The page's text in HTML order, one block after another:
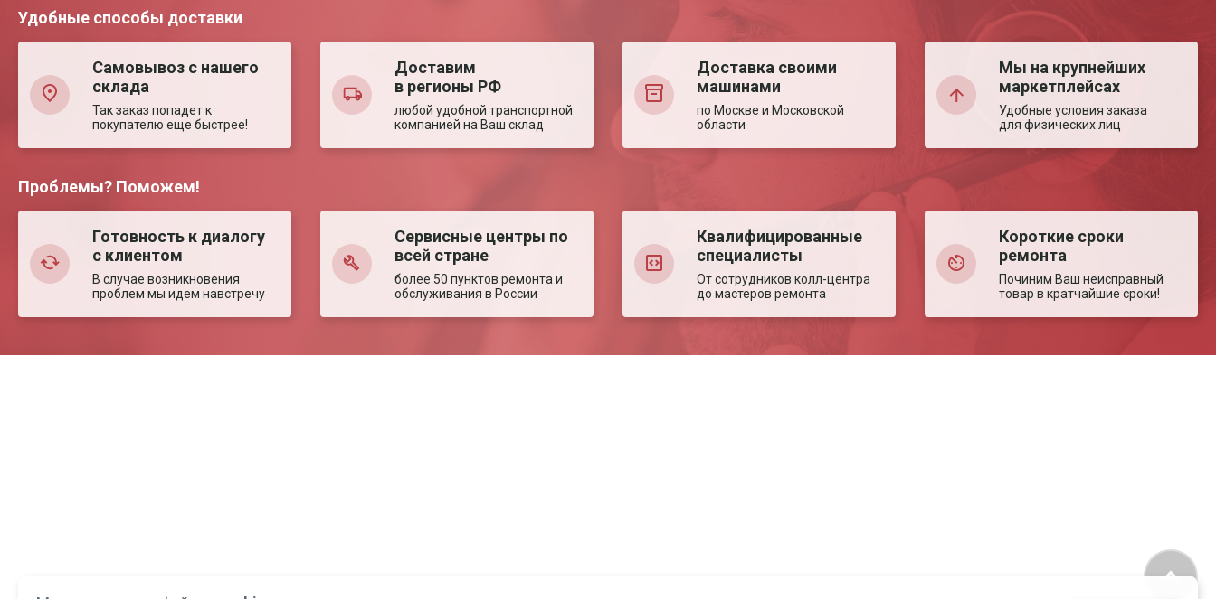
Удобные способы доставки
Самовывоз с нашего
склада
Так заказ попадет к
покупателю еще быстрее!
Доставим
в регионы РФ
любой удобной транспортной
компанией на Ваш склад
Доставка своими
машинами
по Москве и Московской
области
Мы на крупнейших
маркетплейсах
Удобные условия заказа
для физических лиц
Проблемы? Поможем!
Готовность к диалогу
с клиентом
В случае возникновения
проблем мы идем навстречу
Сервисные центры по
всей стране
более 50 пунктов ремонта и
обслуживания в России
Квалифицированные
специалисты
От сотрудников колл-центра
до мастеров ремонта
Короткие сроки
ремонта
Починим Ваш неисправный
товар в кратчайшие сроки!